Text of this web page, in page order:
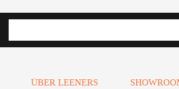
ÜBER LEENERS